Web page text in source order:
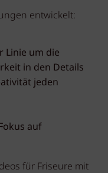
entwickelt:
Linie um die
in den Details
jeden
auf
für Friseure mit